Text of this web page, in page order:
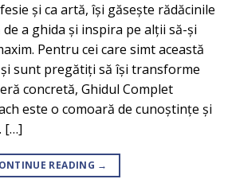
și ca artă, își găsește rădăcinile
a ghida și inspira pe alții să-și
Pentru cei care simt această
sunt pregătiți să își transforme
concretă, Ghidul Complet
este o comoară de cunoștințe și
[…]
READING →